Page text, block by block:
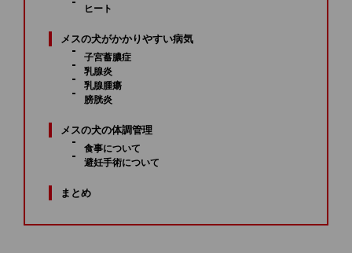
ヒート
メスの犬がかかりやすい病気
子宮蓄膿症
乳腺炎
乳腺腫瘍
膀胱炎
メスの犬の体調管理
食事について
避妊手術について
まとめ